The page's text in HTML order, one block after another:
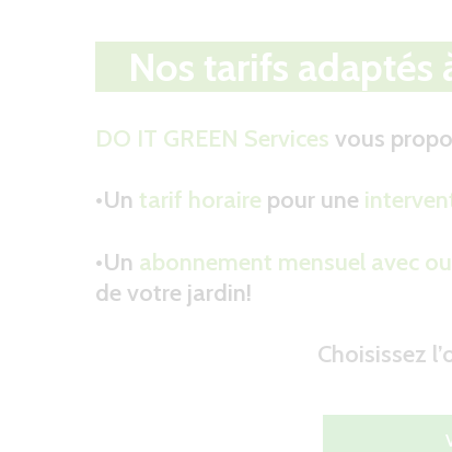
Nos tarifs
DO IT GREEN Services vous
•Un tarif horaire pour une
•Un abonnement mensuel avec
de votre jardin!
Choisissez